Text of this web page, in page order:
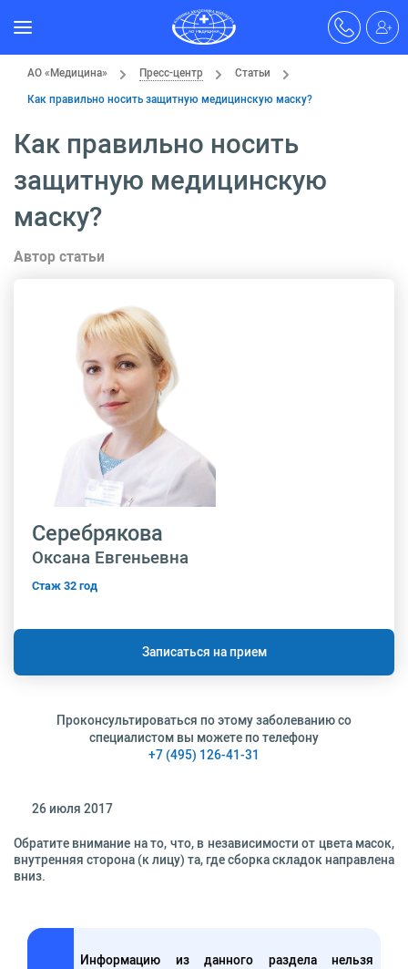
АО «Медицина» Пресс-центр
Статьи
Как правильно носить защитную медицинскую маску?
Как правильно носить
защитную медицинскую
маску?
26 июля 2017
Обратите внимание на то, что, в независимости от цвета масок,
внутренняя сторона (к лицу) та, где сборка складок направлена
вниз.
Информацию из данного раздела нельзя
Автор статьи
Серебрякова
Оксана Евгеньевна
Стаж 32 год
Записаться на прием
Проконсультироваться по этому заболеванию со
специалистом вы можете по телефону
+7 (495) 126-41-31